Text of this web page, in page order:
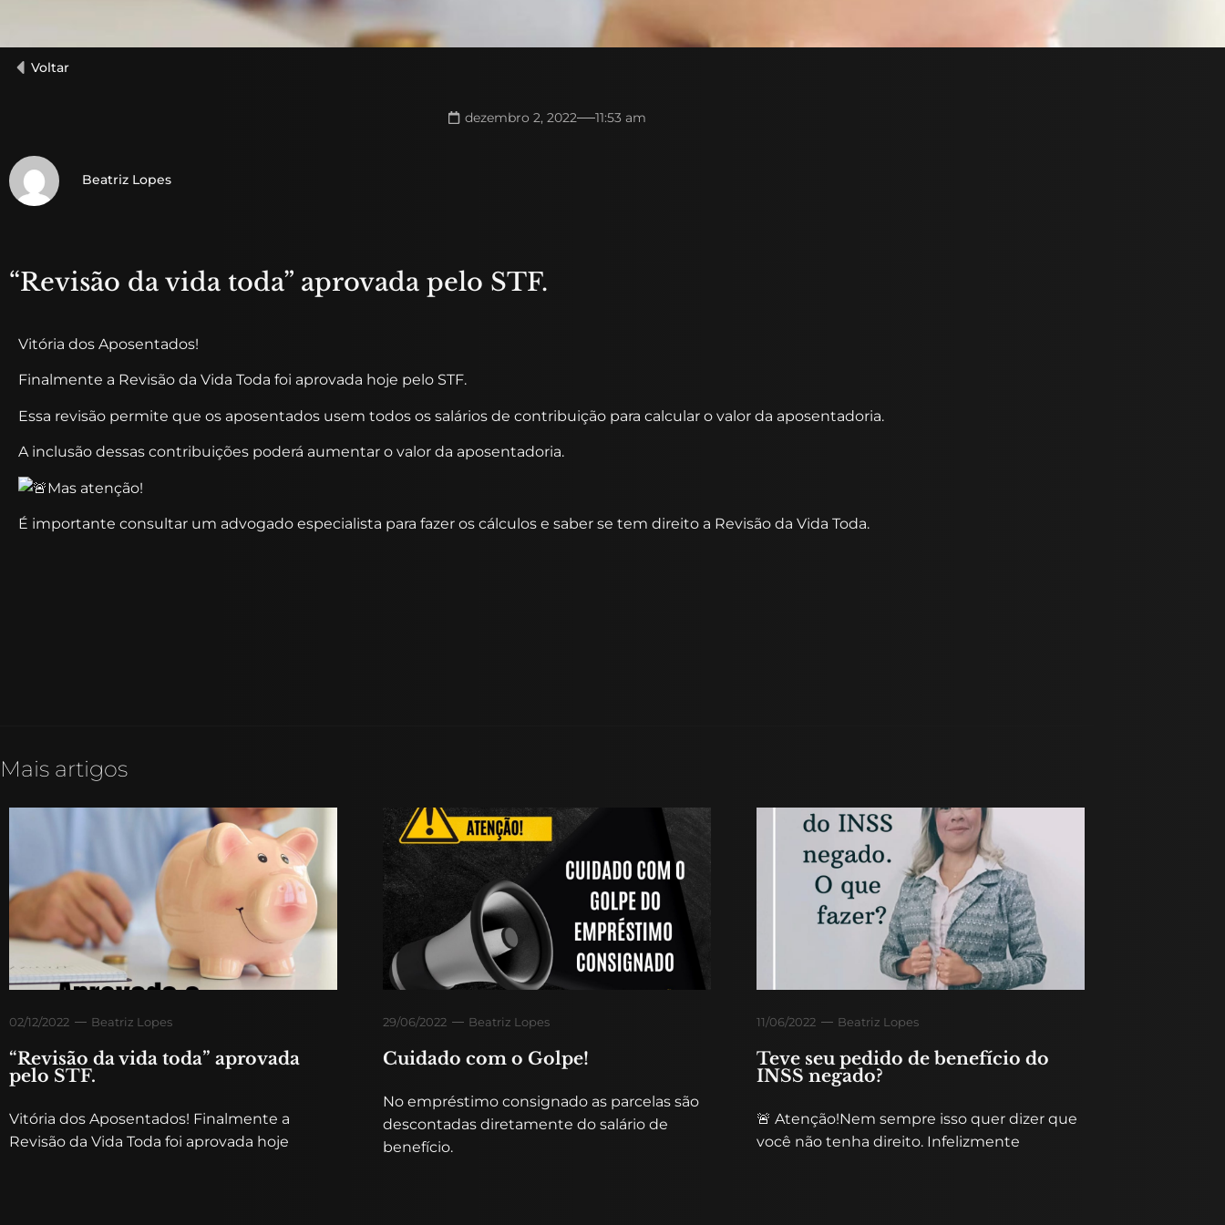
Voltar
dezembro 2, 2022 11:53 am
Beatriz Lopes
“Revisão da vida toda” aprovada pelo STF.
Vitória dos Aposentados!
Finalmente a Revisão da Vida Toda foi aprovada hoje pelo STF.
Essa revisão permite que os aposentados usem todos os salários de contribuição para calcular o valor da aposentadoria.
A inclusão dessas contribuições poderá aumentar o valor da aposentadoria.
Mas atenção!
É importante consultar um advogado especialista para fazer os cálculos e saber se tem direito a Revisão da Vida Toda.
Mais artigos
02/12/2022 Beatriz Lopes
“Revisão da vida toda” aprovada
pelo STF.
Vitória dos Aposentados! Finalmente a
Revisão da Vida Toda foi aprovada hoje
29/06/2022 Beatriz Lopes
Cuidado com o Golpe!
No empréstimo consignado as parcelas são
descontadas diretamente do salário de
benefício.
11/06/2022 Beatriz Lopes
Teve seu pedido de benefício do
INSS negado?
🚨 Atenção!Nem sempre isso quer dizer que
você não tenha direito. Infelizmente